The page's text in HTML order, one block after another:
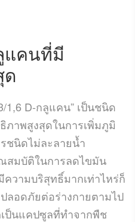
แคนที่มี
ด
1,6 D-กลูแคน” เป็นชนิด
ภาพสูงสุดในการเพิ่มภูมิ
ชนิดไม่ละลายน้ำ
สมบัติในการลดไขมัน
ความบริสุทธิ์มากเท่าไหร่ก็
ลอดภัยต่อร่างกายตามไป
ป็นแคปซูลที่ทำจากพืช